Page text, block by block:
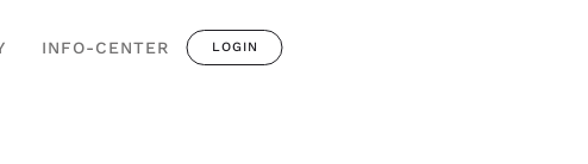
INFO-CENTER LOGIN